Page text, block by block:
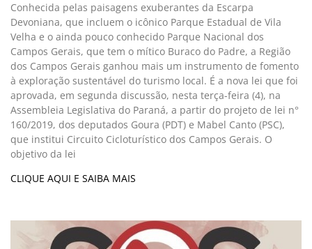
Conhecida pelas paisagens exuberantes da Escarpa
Devoniana, que incluem o icônico Parque Estadual de Vila
Velha e o ainda pouco conhecido Parque Nacional dos
Campos Gerais, que tem o mítico Buraco do Padre, a Região
dos Campos Gerais ganhou mais um instrumento de fomento
à exploração sustentável do turismo local. É a nova lei que foi
aprovada, em segunda discussão, nesta terça-feira (4), na
Assembleia Legislativa do Paraná, a partir do projeto de lei n°
160/2019, dos deputados Goura (PDT) e Mabel Canto (PSC),
que institui Circuito Cicloturístico dos Campos Gerais. O
objetivo da lei
CLIQUE AQUI E SAIBA MAIS